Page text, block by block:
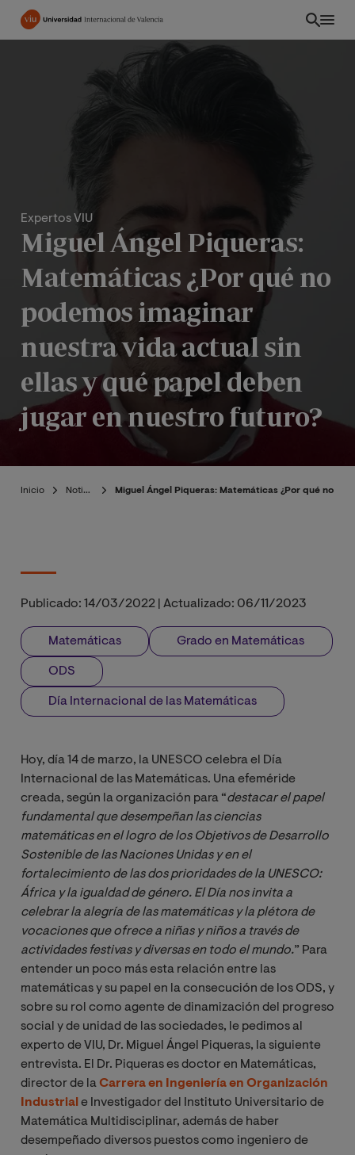
Pasar
Expertos VIU
Miguel Ángel Piqueras:
Matemáticas ¿Por qué no
podemos imaginar
nuestra vida actual sin
ellas y qué papel deben
jugar en nuestro futuro?
Inicio Noticias Miguel Ángel Piqueras: Matemáticas ¿Por qué no
Publicado: 14/03/2022 Actualizado: 06/11/2023
Matemáticas Grado en Matemáticas
ODS
Día Internacional de las Matemáticas
Hoy, día 14 de marzo, la UNESCO celebra el Día
Internacional de las Matemáticas. Una efeméride
creada, según la organización para “destacar el papel
fundamental que desempeñan las ciencias
matemáticas en el logro de los Objetivos de Desarrollo
Sostenible de las Naciones Unidas y en el
fortalecimiento de las dos prioridades de la UNESCO:
África y la igualdad de género. El Día nos invita a
celebrar la alegría de las matemáticas y la plétora de
vocaciones que ofrece a niñas y niños a través de
actividades festivas y diversas en todo el mundo.” Para
entender un poco más esta relación entre las
matemáticas y su papel en la consecución de los ODS, y
sobre su rol como agente de dinamización del progreso
social y de unidad de las sociedades, le pedimos al
experto de VIU, Dr. Miguel Ángel Piqueras, la siguiente
entrevista. El Dr. Piqueras es doctor en Matemáticas,
director de laCarrera en Ingeniería en Organización
Industrial e Investigador del Instituto Universitario de
Matemática Multidisciplinar, además de haber
desempeñado diversos puestos como ingeniero de